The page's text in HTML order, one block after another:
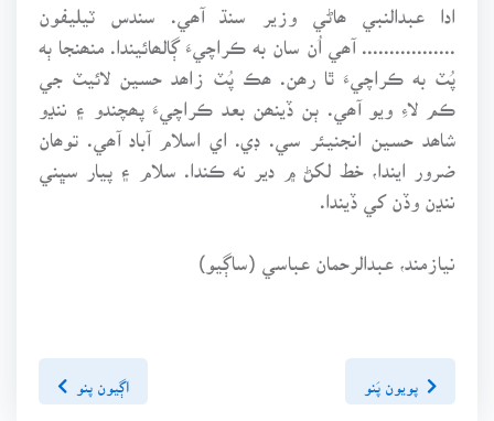
ادا عبدالنبي ھاڻي وزير سنڌ آھي. سندس ٽيليفون
................. آھي اُن سان به ڪراچيءَ ڳالھائيندا. منھنجا ٻه
پُٽ به ڪراچيءَ ٿا رھن. ھڪ پُٽ زاھد حسين لائيٽ جي
ڪم لاءِ ويو آھي. ٻن ڏينھن بعد ڪراچيءَ پھچندو ۽ ننڍو
شاھد حسين انجنيئر سي. ڊي. اي اسلام آباد آھي. توھان
ضرور ايندا، خط لکڻ ۾ دير نه ڪندا. سلام ۽ پيار سڀني
ننڍن وڏن کي ڏيندا.
نيازمند، عبدالرحمان عباسي (ساڳيو)
اڳيون پنو